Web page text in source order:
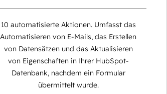
10 automatisierte Aktionen. Umfasst das
Automatisieren von E-Mails, das Erstellen
von Datensätzen und das Aktualisieren
von Eigenschaften in Ihrer HubSpot-
Datenbank, nachdem ein Formular
übermittelt wurde.